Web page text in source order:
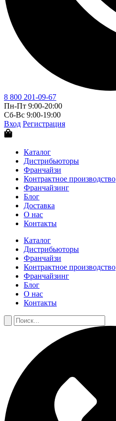
8 800 201-09-67
Пн-Пт 9:00-20:00
Сб-Вс 9:00-19:00
Вход Регистрация
Каталог
Дистрибьюторы
Франчайзи
Контрактное производство
Франчайзинг
Блог
Доставка
О нас
Контакты
Каталог
Дистрибьюторы
Франчайзи
Контрактное производство
Франчайзинг
Блог
О нас
Контакты